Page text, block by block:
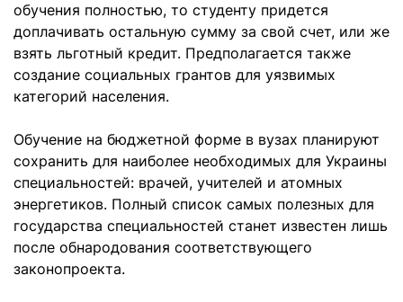
обучения полностью, то студенту придется
доплачивать остальную сумму за свой счет, или же
взять льготный кредит. Предполагается также
создание социальных грантов для уязвимых
категорий населения.
Обучение на бюджетной форме в вузах планируют
сохранить для наиболее необходимых для Украины
специальностей: врачей, учителей и атомных
энергетиков. Полный список самых полезных для
государства специальностей станет известен лишь
после обнародования соответствующего
законопроекта.